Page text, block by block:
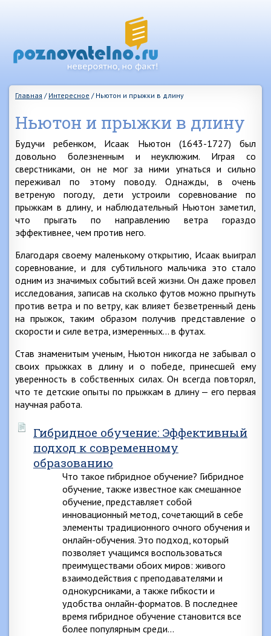
Главная / Интересное / Ньютон и прыжки в длину
Ньютон и прыжки в длину
Будучи ребенком, Исаак Ньютон (1643-1727) был
довольно болезненным и неуклюжим. Играя со
сверстниками, он не мог за ними угнаться и сильно
переживал по этому поводу. Однажды, в очень
ветреную погоду, дети устроили соревнование по
прыжкам в длину, и наблюдательный Ньютон заметил,
что прыгать по направлению ветра гораздо
эффективнее, чем против него.
Благодаря своему маленькому открытию, Исаак выиграл
соревнование, и для субтильного мальчика это стало
одним из значимых событий всей жизни. Он даже провел
исследования, записав на сколько футов можно прыгнуть
против ветра и по ветру, как влияет безветренный день
на прыжок, таким образом получив представление о
скорости и силе ветра, измеренных… в футах.
Став знаменитым ученым, Ньютон никогда не забывал о
своих прыжках в длину и о победе, принесшей ему
уверенность в собственных силах. Он всегда повторял,
что те детские опыты по прыжкам в длину — его первая
научная работа.
Гибридное обучение: Эффективный
подход к современному
образованию
Что такое гибридное обучение? Гибридное
обучение, также известное как смешанное
обучение, представляет собой
инновационный метод, сочетающий в себе
элементы традиционного очного обучения и
онлайн-обучения. Это подход, который
позволяет учащимся воспользоваться
преимуществами обоих миров: живого
взаимодействия с преподавателями и
однокурсниками, а также гибкости и
удобства онлайн-форматов. В последнее
время гибридное обучение становится все
более популярным среди…